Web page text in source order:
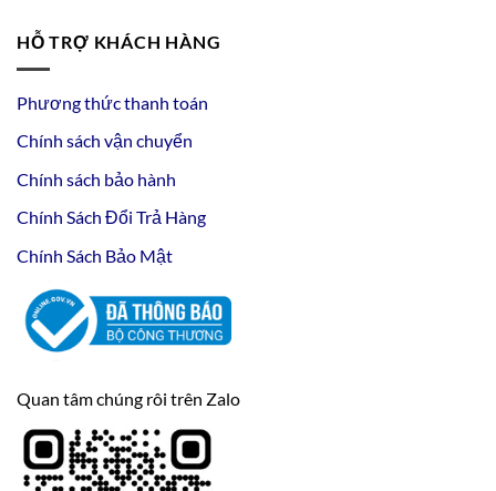
HỖ TRỢ KHÁCH HÀNG
Phương thức thanh toán
Chính sách vận chuyển
Chính sách bảo hành
Chính Sách Đổi Trả Hàng
Chính Sách Bảo Mật
Quan tâm chúng rôi trên Zalo